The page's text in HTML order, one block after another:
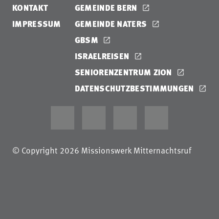
KONTAKT
IMPRESSUM
GEMEINDE BERN
GEMEINDE NATERS
GBSM
ISRAELREISEN
SENIORENZENTRUM ZION
DATENSCHUTZBESTIMMUNGEN
© Copyright 2026 Missionswerk Mitternachtsruf